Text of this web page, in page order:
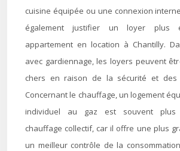
cuisine équipée ou une connexion
également justifier un loyer plus
appartement en location à Chantilly.
avec gardiennage, les loyers peuvent
chers en raison de la sécurité et des
Concernant le chauffage, un logement
individuel au gaz est souvent plus
chauffage collectif, car il offre une plus
un meilleur contrôle de la